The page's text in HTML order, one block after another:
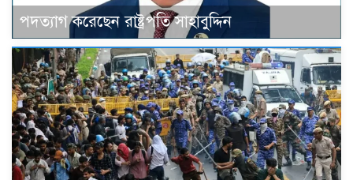
পদত্যাগ করেছেন রাষ্ট্রপতি সাহাবুদ্দিন